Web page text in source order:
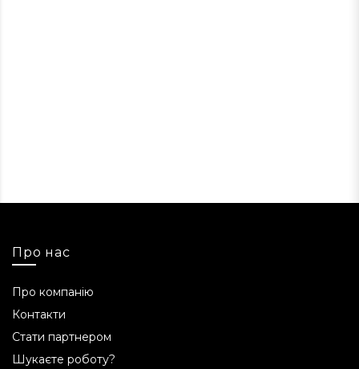
Про нас
Про компанію
Контакти
Стати партнером
Шукаєте роботу?